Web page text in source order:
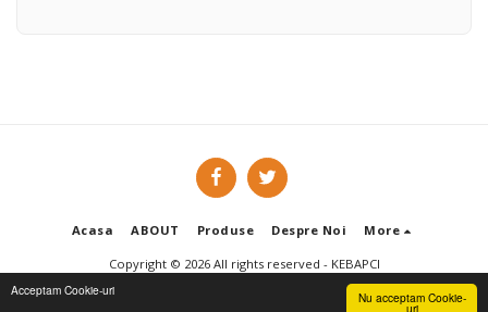
Nu acceptam Cookie-
uri
Acceptam Cookie-uri
Acasa ABOUT Produse Despre Noi More
Copyright © 2026 All rights reserved - KEBAPCI
TERMENI SI CONDIȚII
Politica de confidentialitate